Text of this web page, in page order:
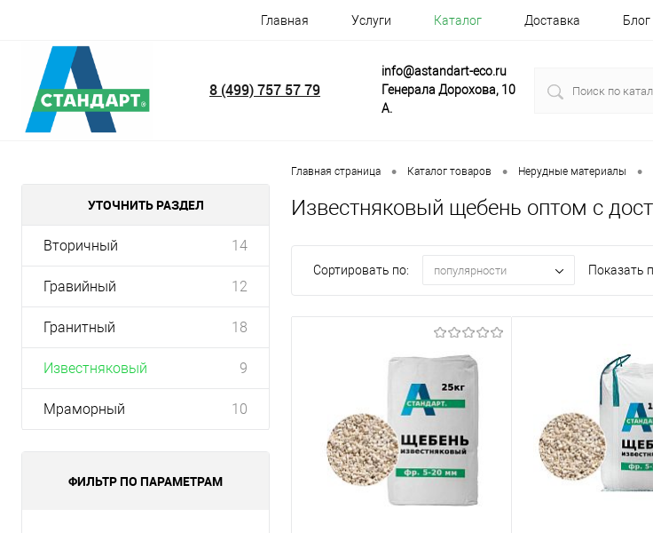
Главная Услуги Каталог Доставка Блог
8 (499) 757 57 79
info@astandart-eco.ru
Генерала Дорохова, 10
А.
УТОЧНИТЬ РАЗДЕЛ
Вторичный 14
Гравийный 12
Гранитный 18
Известняковый 9
Мраморный 10
ФИЛЬТР ПО ПАРАМЕТРАМ
Главная страница • Каталог товаров • Нерудные материалы •
Известняковый щебень оптом с
Сортировать по: популярности Показать